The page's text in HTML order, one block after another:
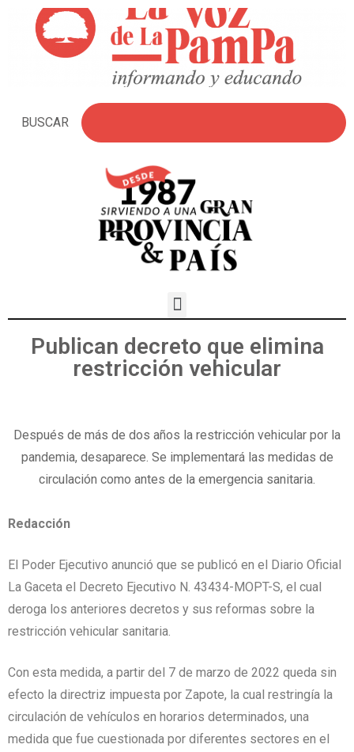
BUSCAR
Publican decreto que elimina
restricción vehicular
Después de más de dos años la restricción vehicular por la
pandemia, desaparece. Se implementará las medidas de
circulación como antes de la emergencia sanitaria.
Redacción
El Poder Ejecutivo anunció que se publicó en el Diario Oficial
La Gaceta el Decreto Ejecutivo N. 43434-MOPT-S, el cual
deroga los anteriores decretos y sus reformas sobre la
restricción vehicular sanitaria.
Con esta medida, a partir del 7 de marzo de 2022 queda sin
efecto la directriz impuesta por Zapote, la cual restringía la
circulación de vehículos en horarios determinados, una
medida que fue cuestionada por diferentes sectores en el